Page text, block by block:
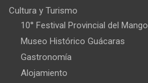
Cultura y Turismo
10° Festival Provincial del Mango
Museo Histórico Guácaras
Gastronomía
Alojamiento